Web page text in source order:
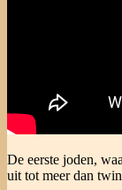
De eerste joden,
uit tot meer dan